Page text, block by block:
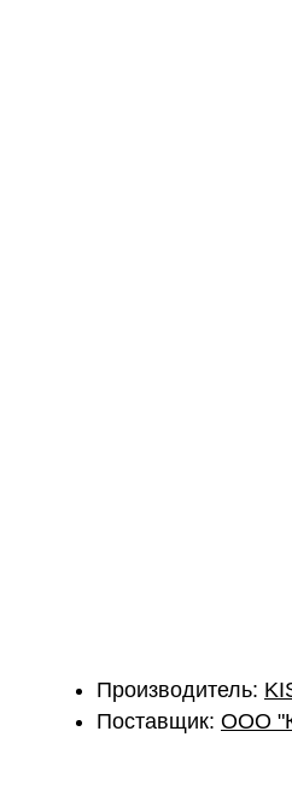
Производитель:
Поставщик: ОOО